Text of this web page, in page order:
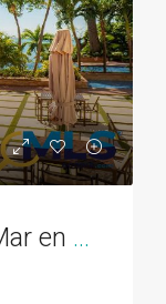
Condominio Frente al Mar en Bahía Gorgona